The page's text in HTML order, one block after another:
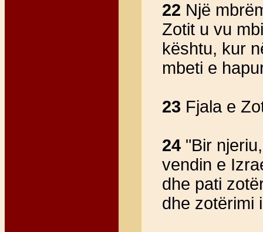
22 Një
Zotit u vu
kështu, kur
mbeti e
23 Fjala e
24"Bir
vendin e
dhe pati
dhe zotërimi